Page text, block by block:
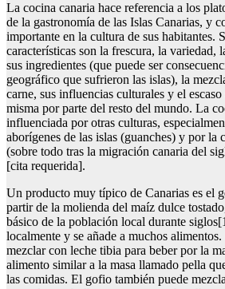
La cocina canaria hace referencia a los
de la gastronomía de las Islas Canarias, y
importante en la cultura de sus habitantes.
características son la frescura, la variedad,
sus ingredientes (que puede ser
geográfico que sufrieron las islas), la
carne, sus influencias culturales y el
misma por parte del resto del mundo. La
influenciada por otras culturas,
aborígenes de las islas (guanches) y por la
(sobre todo tras la migración canaria del
[cita requerida].
Un producto muy típico de Canarias es el
partir de la molienda del maíz dulce
básico de la población local durante
localmente y se añade a muchos
mezclar con leche tibia para beber por la
alimento similar a la masa llamado pella
las comidas. El gofio también puede